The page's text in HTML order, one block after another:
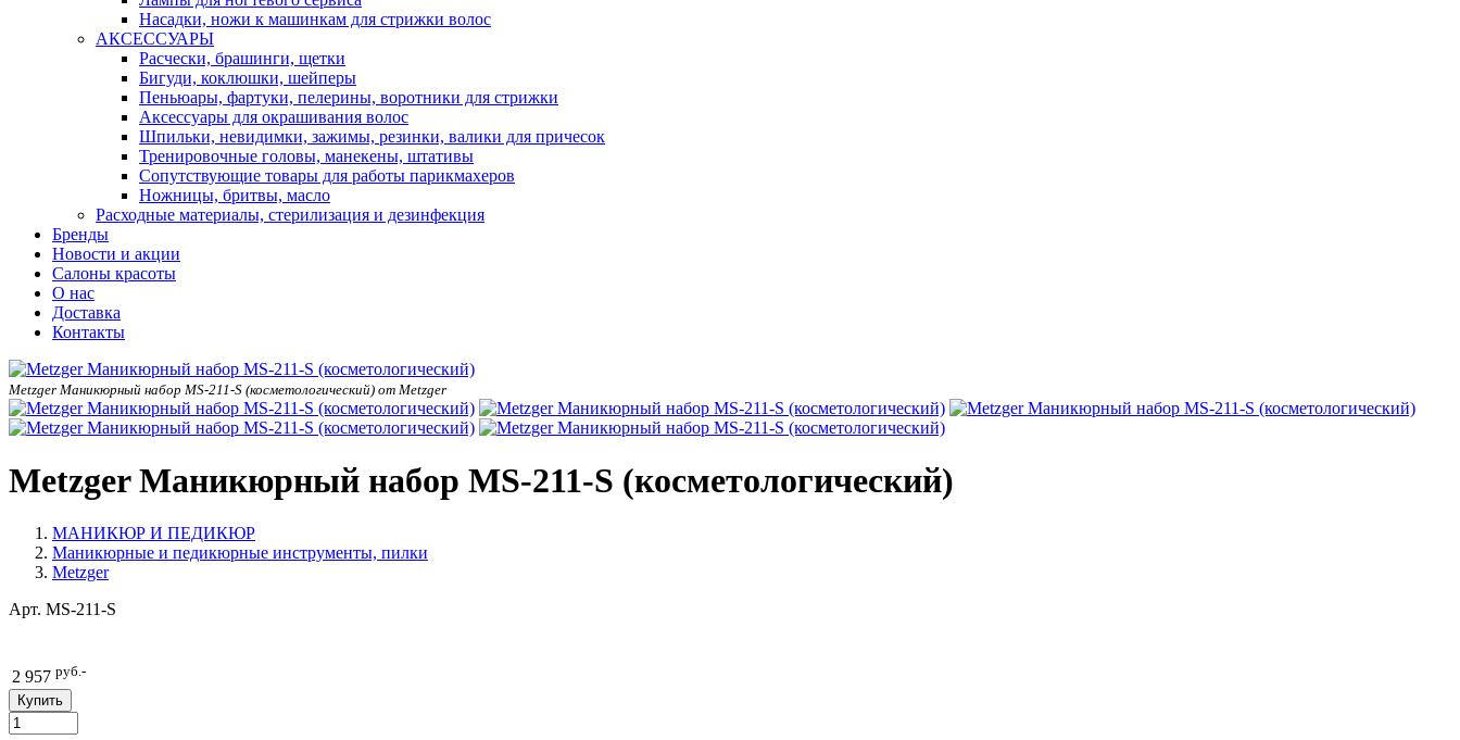
Насадки, ножи к машинкам для стрижки волос
АКСЕССУАРЫ
Расчески, брашинги, щетки
Бигуди, коклюшки, шейперы
Пеньюары, фартуки, пелерины, воротники для стрижки
Аксессуары для окрашивания волос
Шпильки, невидимки, зажимы, резинки, валики для причесок
Тренировочные головы, манекены, штативы
Сопутствующие товары для работы парикмахеров
Ножницы, бритвы, масло
Расходные материалы, стерилизация и дезинфекция
Бренды
Новости и акции
Салоны красоты
О нас
Доставка
Контакты
Metzger Маникюрный набор MS-211-S (косметологический) от Metzger
Metzger Маникюрный набор MS-211-S (косметологический)
МАНИКЮР И ПЕДИКЮР
Маникюрные и педикюрные инструменты, пилки
Metzger
Арт. MS-211-S
2 957 руб.-